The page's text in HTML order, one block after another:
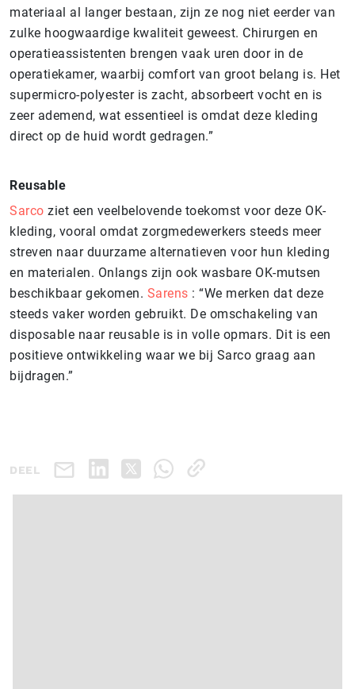
materiaal al langer bestaan, zijn ze nog niet eerder van
zulke hoogwaardige kwaliteit geweest. Chirurgen en
operatieassistenten brengen vaak uren door in de
operatiekamer, waarbij comfort van groot belang is. Het
supermicro-polyester is zacht, absorbeert vocht en is
zeer ademend, wat essentieel is omdat deze kleding
direct op de huid wordt gedragen.”
Reusable
Sarco ziet een veelbelovende toekomst voor deze OK-
kleding, vooral omdat zorgmedewerkers steeds meer
streven naar duurzame alternatieven voor hun kleding
en materialen. Onlangs zijn ook wasbare OK-mutsen
beschikbaar gekomen. Sarens : “We merken dat deze
steeds vaker worden gebruikt. De omschakeling van
disposable naar reusable is in volle opmars. Dit is een
positieve ontwikkeling waar we bij Sarco graag aan
bijdragen.”
DEEL